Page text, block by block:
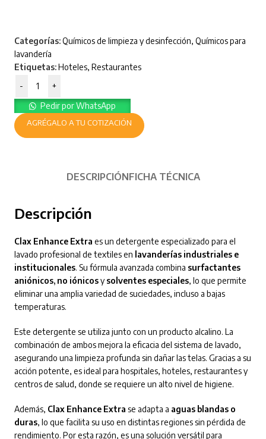
Categorías:Químicos de limpieza y desinfección, Químicos para
lavandería
Etiquetas:Hoteles, Restaurantes
-
+
Pedir por WhatsApp
AGRÉGALO A TU COTIZACIÓN
DESCRIPCIÓNFICHA TÉCNICA
Descripción
Clax Enhance Extra es un detergente especializado para el
lavado profesional de textiles en lavanderías industriales e
institucionales. Su fórmula avanzada combina surfactantes
aniónicos, no iónicosysolventes especiales, lo que permite
eliminar una amplia variedad de suciedades, incluso a bajas
temperaturas.
Este detergente se utiliza junto con un producto alcalino. La
combinación de ambos mejora la eficacia del sistema de lavado,
asegurando una limpieza profunda sin dañar las telas. Gracias a su
acción potente, es ideal para hospitales, hoteles, restaurantes y
centros de salud, donde se requiere un alto nivel de higiene.
Además, Clax Enhance Extra se adapta a aguas blandas o
duras, lo que facilita su uso en distintas regiones sin pérdida de
rendimiento. Por esta razón, es una solución versátil para